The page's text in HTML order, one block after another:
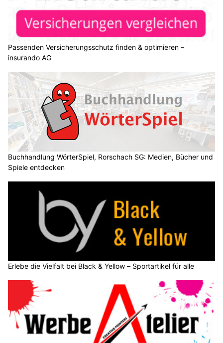
Passenden Versicherungsschutz finden & optimieren –
insurando AG
Buchhandlung WörterSpiel, Rorschach SG: Medien, Bücher und
Spiele entdecken
Erlebe die Vielfalt bei Black & Yellow – Sportartikel für alle